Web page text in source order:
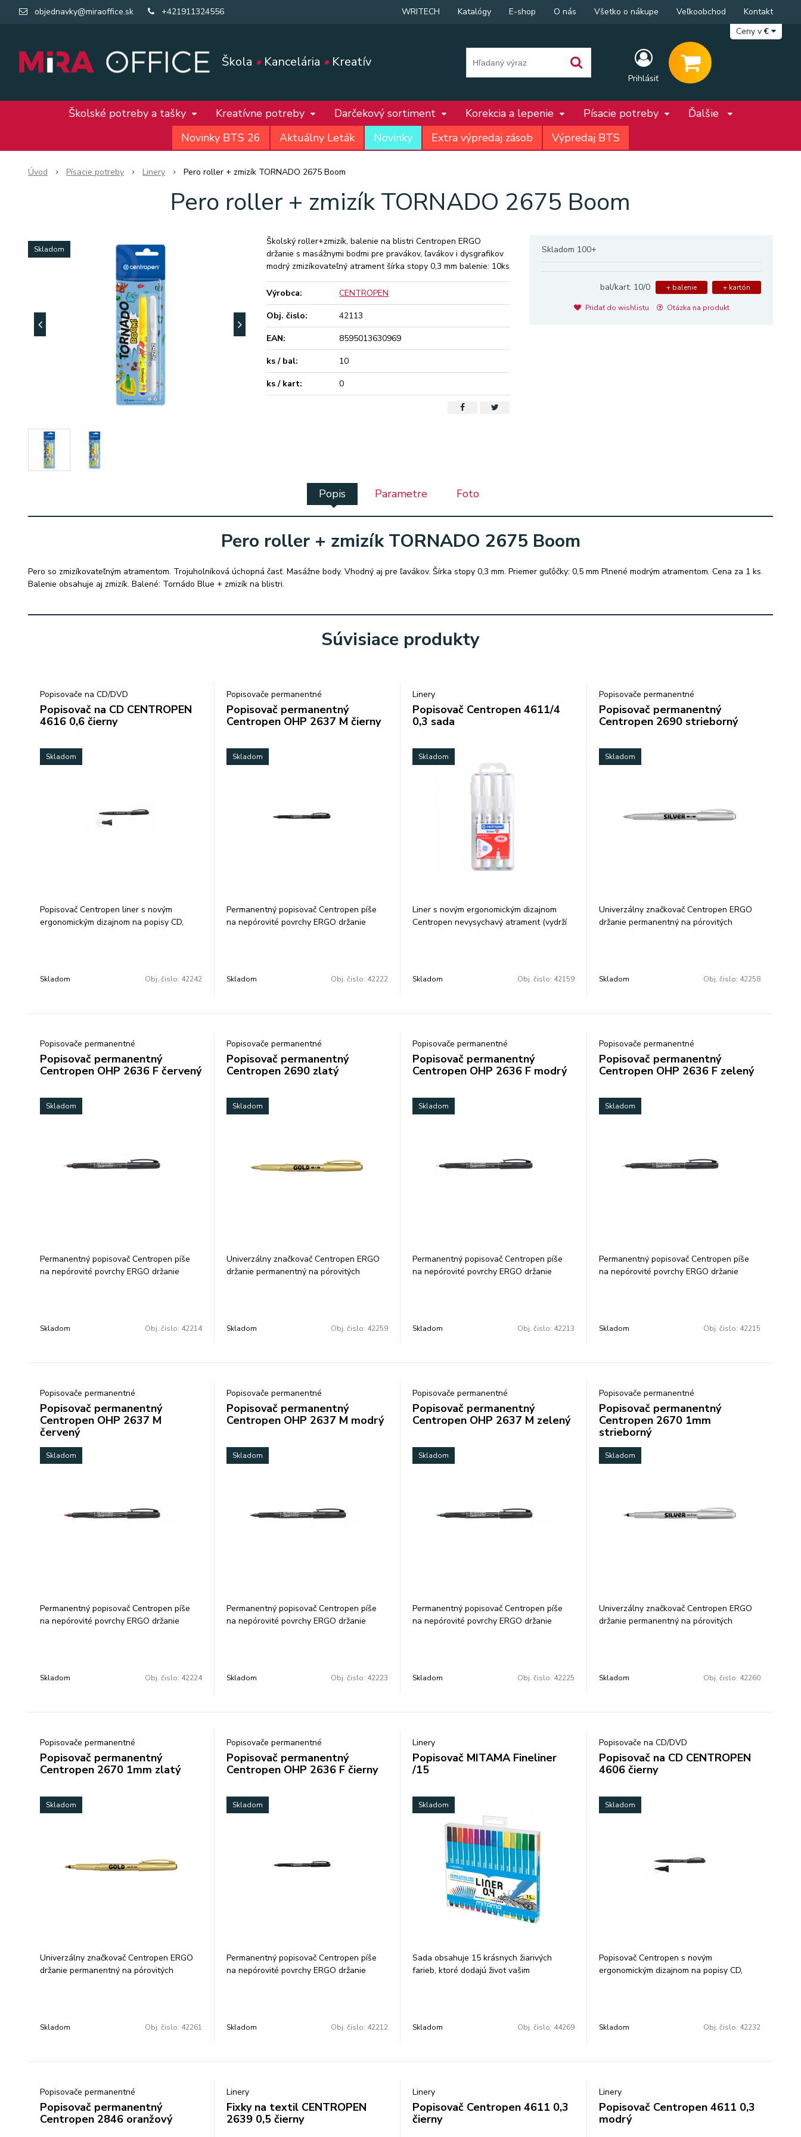
Škola •Kancelária •Kreatív
objednavky@miraoffice.sk +421911324556
Prihlásiť
WRITECH Katalógy E-shop O nás Všetko o nákupe Veľkoobchod
Kontakt
Ceny v€
Školské potreby a tašky Kreatívne potreby Darčekový sortiment Korekcia a lepenie Písacie potreby
Ďalšie
Novinky BTS 26
Aktuálny Leták Novinky Extra výpredaj zásob Výpredaj BTS
Úvod Písacie potreby Linery Pero roller + zmizík TORNADO 2675 Boom
Pero roller + zmizík TORNADO 2675 Boom
Skladom Skladom 100+
bal/kart: 10/0 + balenie + kartón
Pridať do wishlistu Otázka na produkt
Školský roller+zmizík, balenie na blistri Centropen ERGO
držanie s masážnymi bodmi pre pravákov, ľavákov i dysgrafikov
modrý zmizíkovateľný atrament šírka stopy 0,3 mm balenie: 10ks
Výrobca:
CENTROPEN
Obj. čislo:
42113
EAN:
8595013630969
ks / bal:
10
ks / kart:
0
Popis Parametre Foto
Pero roller + zmizík TORNADO 2675 Boom
Pero so zmizíkovateľným atramentom. Trojuholníková úchopná časť. Masážne body. Vhodný aj pre ľavákov. Šírka stopy 0,3 mm. Priemer guľôčky: 0,5 mm Plnené modrým atramentom. Cena za 1 ks.
Balenie obsahuje aj zmizík. Balené: Tornádo Blue + zmizík na blistri.
Súvisiace produkty
Popisovače na CD/DVD
Popisovač na CD CENTROPEN
4616 0,6 čierny
Skladom
Popisovač Centropen liner s novým
ergonomickým dizajnom na popisy CD,
Skladom Obj. čislo: 42242
Popisovače permanentné
Popisovač permanentný
Centropen OHP 2637 M čierny
Skladom
Permanentný popisovač Centropen píše
na nepórovité povrchy ERGO držanie
Skladom Obj. čislo: 42222
Linery
Popisovač Centropen 4611/4
0,3 sada
Skladom
Liner s novým ergonomickým dizajnom
Centropen nevysychavý atrament (vydrží
za 1 súpravu
Skladom Obj. čislo: 42159
Popisovače permanentné
Popisovač permanentný
Centropen 2690 strieborný
Skladom
Univerzálny značkovač Centropen ERGO
držanie permanentný na pórovitých
Skladom Obj. čislo: 42258
Popisovače permanentné
Popisovač permanentný
Centropen OHP 2636 F červený
Skladom
Permanentný popisovač Centropen píše
na nepórovité povrchy ERGO držanie
Skladom Obj. čislo: 42214
Popisovače permanentné
Popisovač permanentný
Centropen 2690 zlatý
Skladom
Univerzálny značkovač Centropen ERGO
držanie permanentný na pórovitých
Skladom Obj. čislo: 42259
Popisovače permanentné
Popisovač permanentný
Centropen OHP 2636 F modrý
Skladom
Permanentný popisovač Centropen píše
na nepórovité povrchy ERGO držanie
Skladom Obj. čislo: 42213
Popisovače permanentné
Popisovač permanentný
Centropen OHP 2636 F zelený
Skladom
Permanentný popisovač Centropen píše
na nepórovité povrchy ERGO držanie
Skladom Obj. čislo: 42215
Popisovače permanentné
Popisovač permanentný
Centropen OHP 2637 M
červený
Skladom
Permanentný popisovač Centropen píše
na nepórovité povrchy ERGO držanie
Skladom Obj. čislo: 42224
Popisovače permanentné
Popisovač permanentný
Centropen OHP 2637 M modrý
Skladom
Permanentný popisovač Centropen píše
na nepórovité povrchy ERGO držanie
Skladom Obj. čislo: 42223
Popisovače permanentné
Popisovač permanentný
Centropen OHP 2637 M zelený
Skladom
Permanentný popisovač Centropen píše
na nepórovité povrchy ERGO držanie
Skladom Obj. čislo: 42225
Popisovače permanentné
Popisovač permanentný
Centropen 2670 1mm
strieborný
Skladom
Univerzálny značkovač Centropen ERGO
držanie permanentný na pórovitých
Skladom Obj. čislo: 42260
Popisovače permanentné
Popisovač permanentný
Centropen 2670 1mm zlatý
Skladom
Univerzálny značkovač Centropen ERGO
držanie permanentný na pórovitých
Skladom Obj. čislo: 42261
Popisovače permanentné
Popisovač permanentný
Centropen OHP 2636 F čierny
Skladom
Permanentný popisovač Centropen píše
na nepórovité povrchy ERGO držanie
Skladom Obj. čislo: 42212
Linery
Popisovač MITAMA Fineliner
/15
Skladom
Sada obsahuje 15 krásnych žiarivých
farieb, ktoré dodajú život vašim
uložená, je vyrobená z materiálu Eco PET,
12
Skladom Obj. čislo: 44269
Popisovače na CD/DVD
Popisovač na CD CENTROPEN
4606 čierny
Skladom
Popisovač Centropen s novým
ergonomickým dizajnom na popisy CD,
Skladom Obj. čislo: 42232
Popisovače permanentné
Popisovač permanentný
Centropen 2846 oranžový
Linery
Fixky na textil CENTROPEN
2639 0,5 čierny
Linery
Popisovač Centropen 4611 0,3
čierny
Linery
Popisovač Centropen 4611 0,3
modrý